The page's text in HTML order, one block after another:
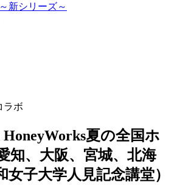
新シリーズ～
ラボ
HoneyWorks夏の全国ホ
知、大阪、宮城、北海
女子大学人見記念講堂）